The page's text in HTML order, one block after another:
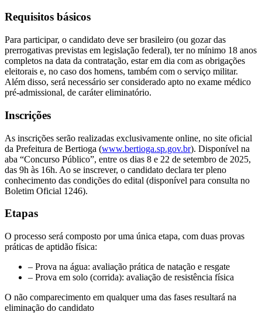
Requisitos básicos
Para participar, o candidato deve ser brasileiro (ou gozar das
prerrogativas previstas em legislação federal), ter no mínimo 18 anos
completos na data da contratação, estar em dia com as obrigações
eleitorais e, no caso dos homens, também com o serviço militar.
Além disso, será necessário ser considerado apto no exame médico
pré-admissional, de caráter eliminatório.
Inscrições
As inscrições serão realizadas exclusivamente online, no site oficial
da Prefeitura de Bertioga (www.bertioga.sp.gov.br). Disponível na
aba “Concurso Público”, entre os dias 8 e 22 de setembro de 2025,
das 9h às 16h. Ao se inscrever, o candidato declara ter pleno
conhecimento das condições do edital (disponível para consulta no
Boletim Oficial 1246).
Etapas
O processo será composto por uma única etapa, com duas provas
práticas de aptidão física:
– Prova na água: avaliação prática de natação e resgate
– Prova em solo (corrida): avaliação de resistência física
O não comparecimento em qualquer uma das fases resultará na
eliminação do candidato